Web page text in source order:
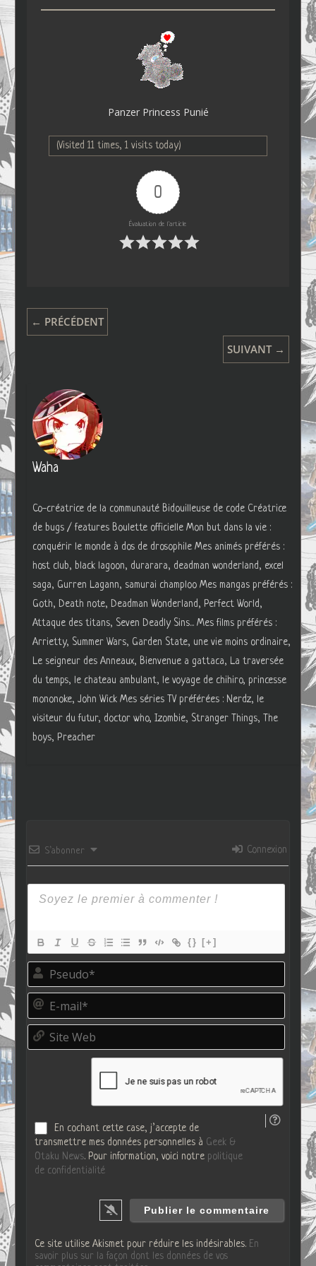
Panzer Princess Punié
(Visited 11 times, 1 visits today)
0
Évaluation de l'article
← PRÉCÉDENT
SUIVANT →
Waha
Co-créatrice de la communauté Bidouilleuse de code Créatrice
de bugs / features Boulette officielle Mon but dans la vie :
conquérir le monde à dos de drosophile Mes animés préférés :
host club, black lagoon, durarara, deadman wonderland, excel
saga, Gurren Lagann, samurai champloo Mes mangas préférés :
Goth, Death note, Deadman Wonderland, Perfect World,
Attaque des titans, Seven Deadly Sins... Mes films préférés :
Arrietty, Summer Wars, Garden State, une vie moins ordinaire,
Le seigneur des Anneaux, Bienvenue a gattaca, La traversée
du temps, le chateau ambulant, le voyage de chihiro, princesse
mononoke, John Wick Mes séries TV préférées : Nerdz, le
visiteur du futur, doctor who, Izombie, Stranger Things, The
boys, Preacher
S’abonner Connexion
{} [+]
P
e
d
o
E
m
i
S
t
En cochant cette case, j’accepte de
transmettre mes données personnelles à Geek &
Otaku News. Pour information, voici notre politique
de confidentialité
Ce site utilise Akismet pour réduire les indésirables. En
savoir plus sur la façon dont les données de vos